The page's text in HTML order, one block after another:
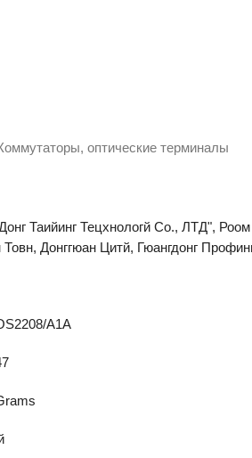
оптические терминалы
Таийинг Тецхнологй Со., ЛТД",
Донггюан Цитй, Гюангдонг
A1A